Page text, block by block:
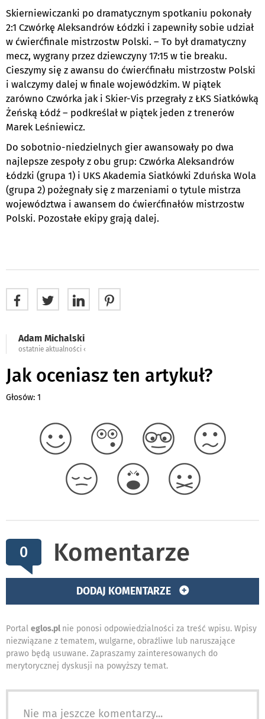
Skierniewiczanki po dramatycznym spotkaniu pokonały
2:1 Czwórkę Aleksandrów Łódzki i zapewniły sobie udział
w ćwierćfinale mistrzostw Polski. – To był dramatyczny
mecz, wygrany przez dziewczyny 17:15 w tie breaku.
Cieszymy się z awansu do ćwierćfinału mistrzostw Polski
i walczymy dalej w finale wojewódzkim. W piątek
zarówno Czwórka jak i Skier-Vis przegrały z ŁKS Siatkówką
Żeńską Łódź – podkreślał w piątek jeden z trenerów
Marek Leśniewicz.
Do sobotnio-niedzielnych gier awansowały po dwa
najlepsze zespoły z obu grup: Czwórka Aleksandrów
Łódzki (grupa 1) i UKS Akademia Siatkówki Zduńska Wola
(grupa 2) pożegnały się z marzeniami o tytule mistrza
województwa i awansem do ćwierćfinałów mistrzostw
Polski. Pozostałe ekipy grają dalej.
Adam Michalski
ostatnie aktualności ‹
Jak oceniasz ten artykuł?
Głosów: 1
0 Komentarze
DODAJ KOMENTARZE
Portal eglos.pl nie ponosi odpowiedzialności za treść wpisu. Wpisy
niezwiązane z tematem, wulgarne, obraźliwe lub naruszające
prawo będą usuwane. Zapraszamy zainteresowanych do
merytorycznej dyskusji na powyższy temat.
Nie ma jeszcze komentarzy...